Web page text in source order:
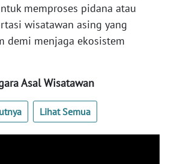
memproses pidana atau
wisatawan asing yang
demi menjaga ekosistem
Asal Wisatawan
Lihat Semua